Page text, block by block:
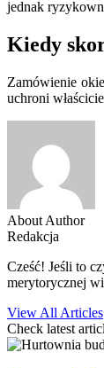
jednak
Kiedy
Zamówienie
uchroni
About Author
Redakcja
Cześć! Jeśli to
merytorycznej
View All Articles
Check latest